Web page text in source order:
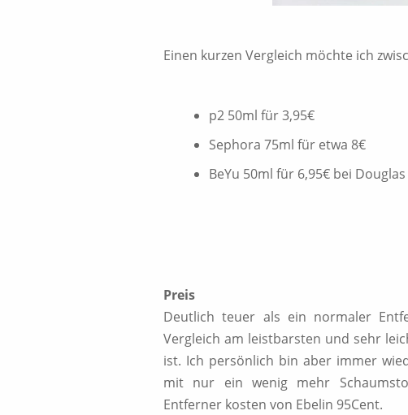
Einen kurzen Vergleich möchte ich
p2 50ml für 3,95€
Sephora 75ml für etwa 8€
BeYu 50ml für 6,95€ bei Douglas
Preis
Deutlich teuer als ein normaler
Vergleich am leistbarsten und sehr
ist. Ich persönlich bin aber immer
mit nur ein wenig mehr
Entferner kosten von Ebelin 95Cent.